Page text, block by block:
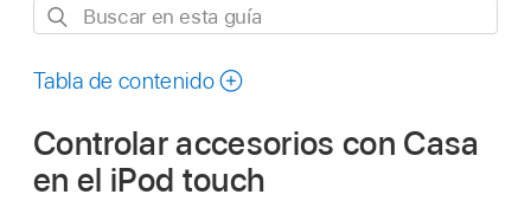
Buscar
esta
Tabla de contenido
Controlar accesorios con Casa
en el iPod touch